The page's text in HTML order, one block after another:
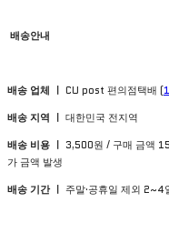
배송안내
배송 업체 ㅣ CU post 편의점택배 (
배송 지역 ㅣ 대한민국 전지역
배송 비용 ㅣ 3,500원 / 구매 금액
가 금액 발생
배송 기간 ㅣ 주말·공휴일 제외 2~4